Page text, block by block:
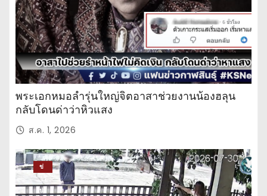
พระเอกหมอลำรุ่นใหญ่จิตอาสาช่วยงานน้องฮลุน
กลับโดนด่าว่าหิวแสง
ส.ค. 1, 2026
ข่
าว
ปร